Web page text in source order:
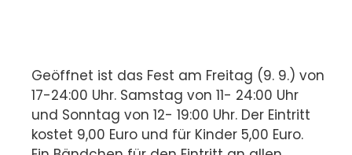
Geöffnet ist das Fest am Freitag (9. 9.) von
17-24:00 Uhr. Samstag von 11- 24:00 Uhr
und Sonntag von 12- 19:00 Uhr. Der Eintritt
kostet 9,00 Euro und für Kinder 5,00 Euro.